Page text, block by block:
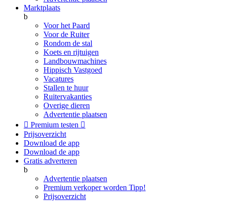
Marktplaats
b
Voor het Paard
Voor de Ruiter
Rondom de stal
Koets en rijtuigen
Landbouwmachines
Hippisch Vastgoed
Vacatures
Stallen te huur
Ruitervakanties
Overige dieren
Advertentie plaatsen
 Premium testen 
Prijsoverzicht
Download de app
Download de app
Gratis adverteren
b
Advertentie plaatsen
Premium verkoper worden Tipp!
Prijsoverzicht